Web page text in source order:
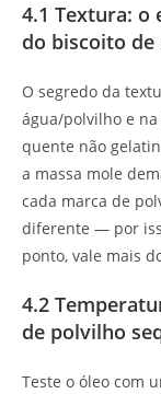
4.1 Textura: o
do biscoito
O segredo da
água/polvilho e
quente não
a massa mole
cada marca de
diferente — por
ponto, vale mais
4.2
de polvilho
Teste o óleo com